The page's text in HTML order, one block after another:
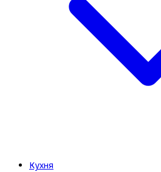
Кухня